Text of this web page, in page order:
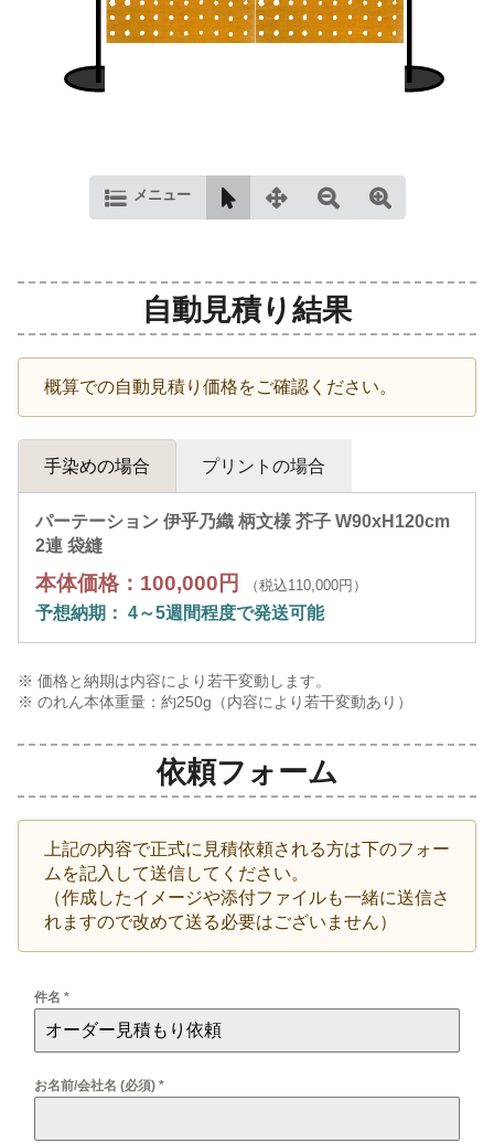
メニュー
自動見積り結果
概算での自動見積り価格をご確認ください。
手染めの場合 プリントの場合
パーテーション 伊乎乃織 柄文様 芥子 W90xH120cm
2連 袋縫
本体価格：100,000円 （税込110,000円）
予想納期： 4～5週間程度で発送可能
※ 価格と納期は内容により若干変動します。
※ のれん本体重量：約250g（内容により若干変動あり）
依頼フォーム
上記の内容で正式に見積依頼される方は下のフォー
ムを記入して送信してください。
（作成したイメージや添付ファイルも一緒に送信さ
れますので改めて送る必要はございません）
件名 *
お名前/会社名 (必須) *